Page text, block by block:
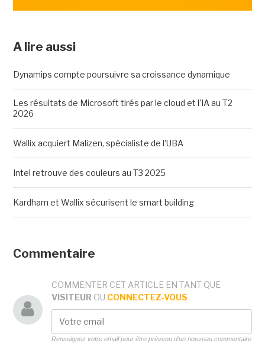
A lire aussi
Dynamips compte poursuivre sa croissance dynamique
Les résultats de Microsoft tirés par le cloud et l'IA au T2
2026
Wallix acquiert Malizen, spécialiste de l'UBA
Intel retrouve des couleurs au T3 2025
Kardham et Wallix sécurisent le smart building
Commentaire
COMMENTER CET ARTICLE EN TANT QUE
VISITEUR OU CONNECTEZ-VOUS
Renseignez votre email pour être prévenu d'un nouveau commentaire